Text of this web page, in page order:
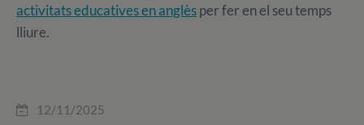
activitats educatives en anglèsper fer en el seu temps
lliure.
12/11/2025